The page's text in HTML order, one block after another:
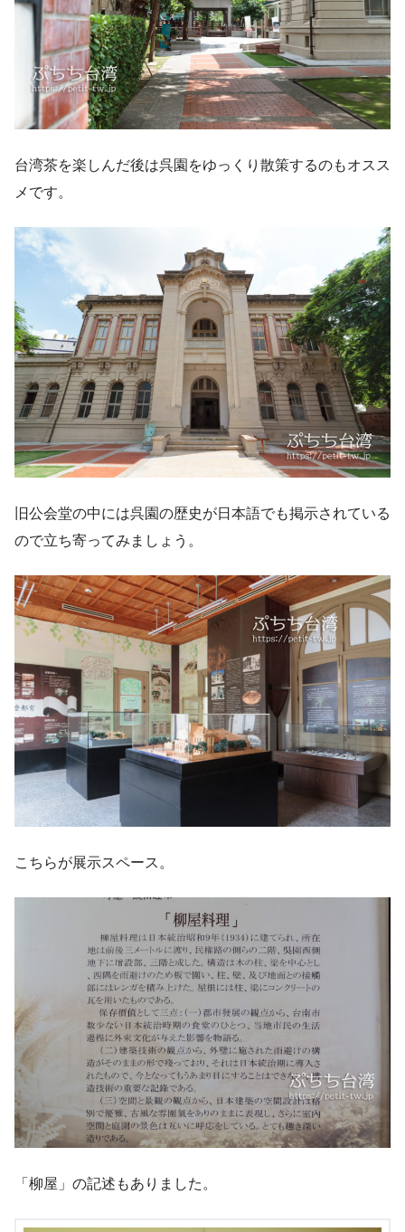
台湾茶を楽しんだ後は呉園をゆっくり散策するのもオスス
メです。
旧公会堂の中には呉園の歴史が日本語でも掲示されている
ので立ち寄ってみましょう。
こちらが展示スペース。
「柳屋」の記述もありました。